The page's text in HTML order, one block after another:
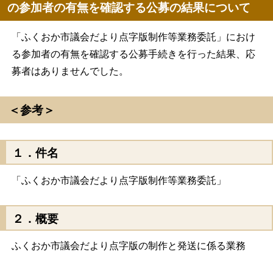
の参加者の有無を確認する公募の結果について
「ふくおか市議会だより点字版制作等業務委託」におけ
る参加者の有無を確認する公募手続きを行った結果、応
募者はありませんでした。
＜参考＞
１．件名
「ふくおか市議会だより点字版制作等業務委託」
２．概要
ふくおか市議会だより点字版の制作と発送に係る業務